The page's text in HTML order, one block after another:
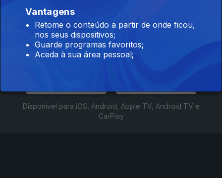
Instale a aplicação
Disponível para iOS, Android, Apple TV, Android TV e
CarPlay
Vantagens
Retome o conteúdo a partir de onde ficou,
nos seus dispositivos;
Guarde programas favoritos;
Aceda à sua área pessoal;